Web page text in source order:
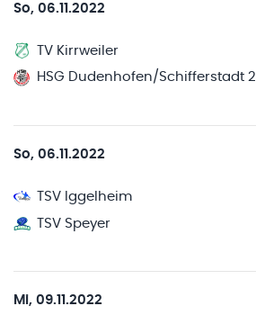
So, 06.11.2022
TV Kirrweiler
HSG Dudenhofen/Schifferstadt 2
So, 06.11.2022
TSV Iggelheim
TSV Speyer
Mi, 09.11.2022